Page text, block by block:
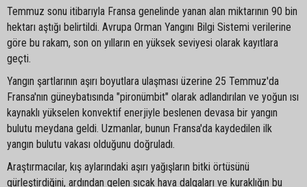
Temmuz sonu itibarıyla Fransa genelinde yanan alan miktarının 90 bin
hektarı aştığı belirtildi. Avrupa Orman Yangını Bilgi Sistemi verilerine
göre bu rakam, son on yılların en yüksek seviyesi olarak kayıtlara
geçti.
Yangın şartlarının aşırı boyutlara ulaşması üzerine 25 Temmuz'da
Fransa'nın güneybatısında "pironümbit" olarak adlandırılan ve yoğun ısı
kaynaklı yükselen konvektif enerjiyle beslenen devasa bir yangın
bulutu meydana geldi. Uzmanlar, bunun Fransa'da kaydedilen ilk
yangın bulutu vakası olduğunu doğruladı.
Araştırmacılar, kış aylarındaki aşırı yağışların bitki örtüsünü
gürleştirdiğini, ardından gelen sıcak hava dalgaları ve kuraklığın bu